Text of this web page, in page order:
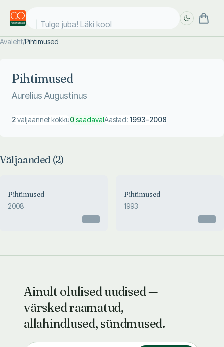
Tulge juba! Läki kooli
Avaleht/Pihtimused
Pihtimused
Aurelius Augustinus
2väljaannet kokku0saadavalAastad: 1993–2008
Väljaanded (2)
Pihtimused
2008
Pihtimused
1993
Ainult olulised uudised —
värsked raamatud,
allahindlused, sündmused.